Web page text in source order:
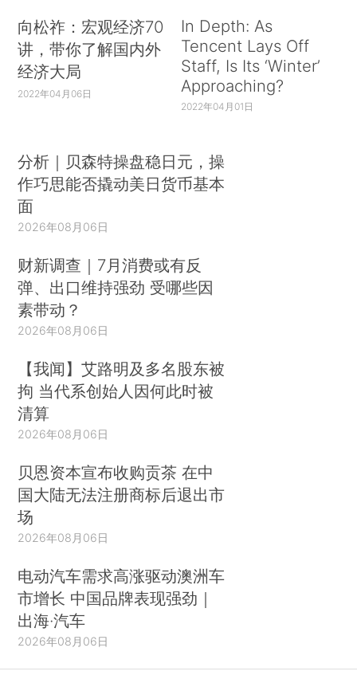
向松祚：宏观经济70
讲，带你了解国内外
经济大局
2022年04月06日
In Depth: As
Tencent Lays Off
Staff, Is Its ‘Winter’
Approaching?
2022年04月01日
分析｜贝森特操盘稳日元，操
作巧思能否撬动美日货币基本
面
2026年08月06日
财新调查｜7月消费或有反
弹、出口维持强劲 受哪些因
素带动？
2026年08月06日
【我闻】艾路明及多名股东被
拘 当代系创始人因何此时被
清算
2026年08月06日
贝恩资本宣布收购贡茶 在中
国大陆无法注册商标后退出市
场
2026年08月06日
电动汽车需求高涨驱动澳洲车
市增长 中国品牌表现强劲｜
出海·汽车
2026年08月06日